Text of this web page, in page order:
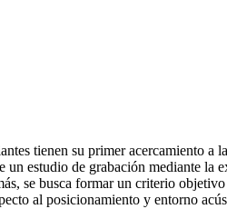
tienen su primer acercamiento a
un estudio de grabación mediante la
se busca formar un criterio
al posicionamiento y entorno